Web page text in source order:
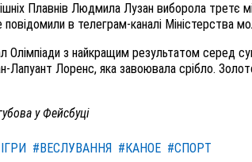
Плавнів Людмила Лузан виборола третє
в телеграм-каналі Міністерства
Олімпіади з найкращим результатом серед
Лапуант Лоренс, яка завоювала срібло.
у Фейсбуці
#ВЕСЛУВАННЯ #КАНОЕ #СПОРТ